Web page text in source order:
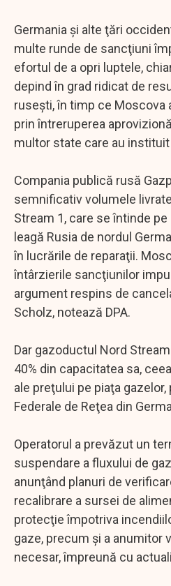
Germania şi alte ţări
multe runde de sancţiuni
efortul de a opri luptele,
depind în grad ridicat de
ruseşti, în timp ce Moscova
prin întreruperea
multor state care au
Compania publică rusă
semnificativ volumele
Stream 1, care se întinde
leagă Rusia de nordul
în lucrările de reparaţii.
întârzierile sancţiunilor
argument respins de
Scholz, notează DPA.
Dar gazoductul Nord
40% din capacitatea sa,
ale preţului pe piaţa
Federale de Reţea din
Operatorul a prevăzut un
suspendare a fluxului de
anunţând planuri de
recalibrare a sursei de
protecţie împotriva
gaze, precum şi a anumitor
necesar, împreună cu